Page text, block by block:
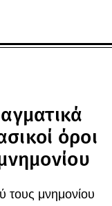
όροι
τους μνημονίου